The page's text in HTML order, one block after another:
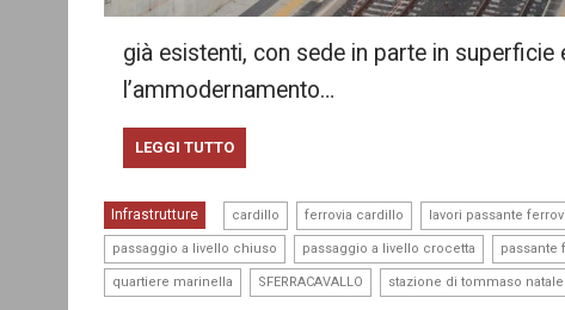
già esistenti, con sede in parte in superficie
l’ammodernamento…
LEGGI TUTTO
Infrastrutture cardillo ferrovia cardillo lavori passante
passaggio a livello chiuso passaggio a livello crocetta passante
quartiere marinella SFERRACAVALLO stazione di tommaso natale